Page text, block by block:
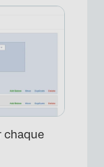
×
chaque